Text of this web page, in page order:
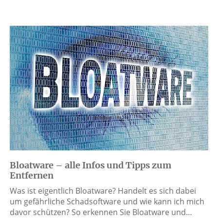
Bloatware – alle Infos und Tipps zum
Entfernen
Was ist eigentlich Bloatware? Handelt es sich dabei
um gefährliche Schadsoftware und wie kann ich mich
davor schützen? So erkennen Sie Bloatware und…